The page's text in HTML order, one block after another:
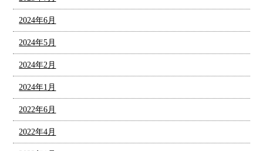
2024年6月
2024年5月
2024年2月
2024年1月
2022年6月
2022年4月